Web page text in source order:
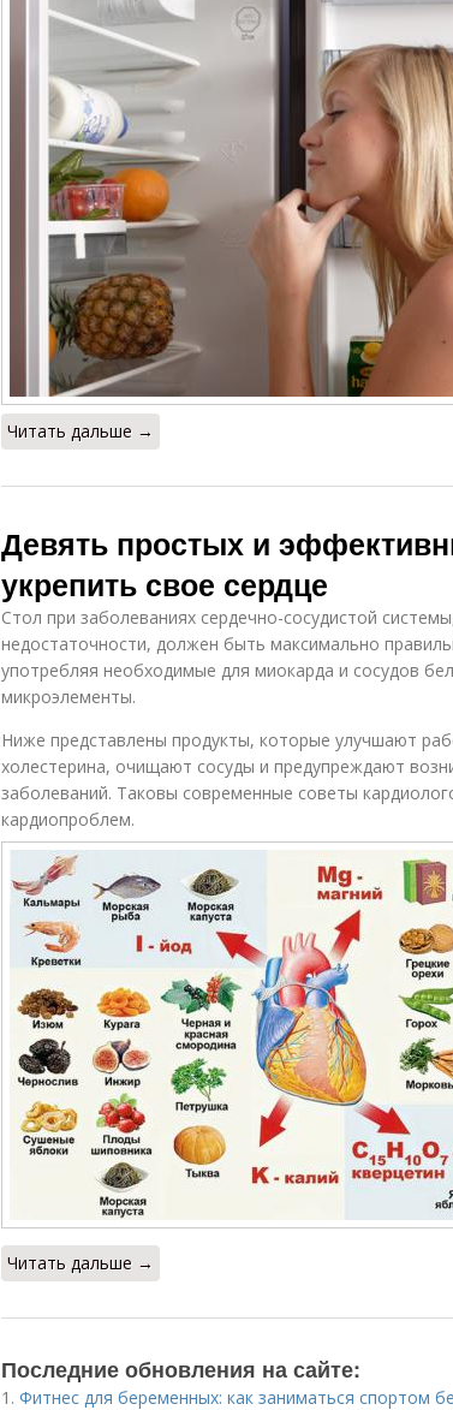
Читать дальше →
Девять простых и
укрепить свое сердце
Стол при заболеваниях сердечно-сосудистой
недостаточности, должен быть максимально
употребляя необходимые для миокарда и сосудов
микроэлементы.
Ниже представлены продукты, которые улучшают
холестерина, очищают сосуды и предупреждают
заболеваний. Таковы современные советы
кардиопроблем.
Читать дальше →
Последние обновления на сайте:
1. Фитнес для беременных: как заниматься спортом